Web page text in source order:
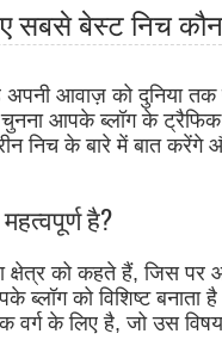
सबसे बेस्ट निच
अपनी आवाज़ को दुनिया
आपके ब्लॉग के
निच के बारे में बात
है?
क्षेत्र को कहते हैं, जिस
ब्लॉग को विशिष्ट
वर्ग के लिए है, जो उस